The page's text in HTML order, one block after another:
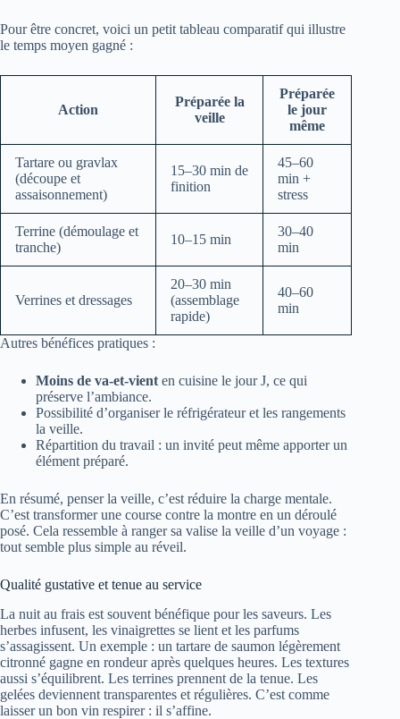
Pour être concret, voici un petit tableau comparatif qui illustre
le temps moyen gagné :
Action
Préparée la
veille
Préparée
le jour
même
Tartare ou gravlax
(découpe et
assaisonnement)
15–30 min de
finition
45–60
min +
stress
Terrine (démoulage et
tranche)
10–15 min
30–40
min
Verrines et dressages
20–30 min
(assemblage
rapide)
40–60
min
Autres bénéfices pratiques :
Moins de va-et-vient en cuisine le jour J, ce qui
préserve l’ambiance.
Possibilité d’organiser le réfrigérateur et les rangements
la veille.
Répartition du travail : un invité peut même apporter un
élément préparé.
En résumé, penser la veille, c’est réduire la charge mentale.
C’est transformer une course contre la montre en un déroulé
posé. Cela ressemble à ranger sa valise la veille d’un voyage :
tout semble plus simple au réveil.
Qualité gustative et tenue au service
La nuit au frais est souvent bénéfique pour les saveurs. Les
herbes infusent, les vinaigrettes se lient et les parfums
s’assagissent. Un exemple : un tartare de saumon légèrement
citronné gagne en rondeur après quelques heures. Les textures
aussi s’équilibrent. Les terrines prennent de la tenue. Les
gelées deviennent transparentes et régulières. C’est comme
laisser un bon vin respirer : il s’affine.